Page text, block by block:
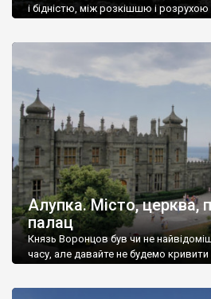
і бідністю, між розкішшю і розрухою
Алупка. Місто, церква,
палац
Князь Воронцов був чи не
часу, але давайте не будемо